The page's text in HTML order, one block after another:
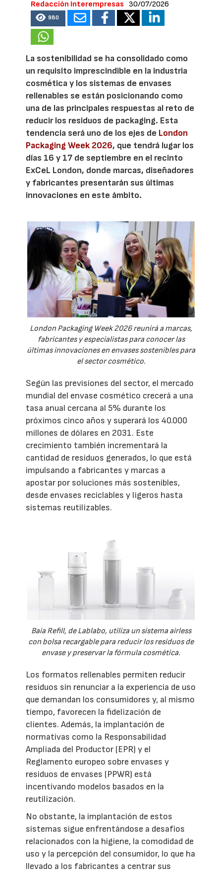
Redacción Interempresas 30/07/2026
980
La sostenibilidad se ha consolidado como
un requisito imprescindible en la industria
cosmética y los sistemas de envases
rellenables se están posicionando como
una de las principales respuestas al reto de
reducir los residuos de packaging. Esta
tendencia será uno de los ejes de London
Packaging Week 2026, que tendrá lugar los
días 16 y 17 de septiembre en el recinto
ExCeL London, donde marcas, diseñadores
y fabricantes presentarán sus últimas
innovaciones en este ámbito.
London Packaging Week 2026 reunirá a marcas,
fabricantes y especialistas para conocer las
últimas innovaciones en envases sostenibles para
el sector cosmético.
Según las previsiones del sector, el mercado
mundial del envase cosmético crecerá a una
tasa anual cercana al 5% durante los
próximos cinco años y superará los 40.000
millones de dólares en 2031. Este
crecimiento también incrementará la
cantidad de residuos generados, lo que está
impulsando a fabricantes y marcas a
apostar por soluciones más sostenibles,
desde envases reciclables y ligeros hasta
sistemas reutilizables.
Baia Refill, de Lablabo, utiliza un sistema airless
con bolsa recargable para reducir los residuos de
envase y preservar la fórmula cosmética.
Los formatos rellenables permiten reducir
residuos sin renunciar a la experiencia de uso
que demandan los consumidores y, al mismo
tiempo, favorecen la fidelización de
clientes. Además, la implantación de
normativas como la Responsabilidad
Ampliada del Productor (EPR) y el
Reglamento europeo sobre envases y
residuos de envases (PPWR) está
incentivando modelos basados en la
reutilización.
No obstante, la implantación de estos
sistemas sigue enfrentándose a desafíos
relacionados con la higiene, la comodidad de
uso y la percepción del consumidor, lo que ha
llevado a los fabricantes a centrar sus